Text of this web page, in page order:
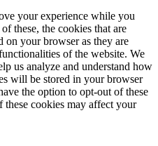
your experience while you
these, the cookies that are
on your browser as they are
of the website. We
us analyze and understand how
will be stored in your browser
the option to opt-out of these
cookies may affect your